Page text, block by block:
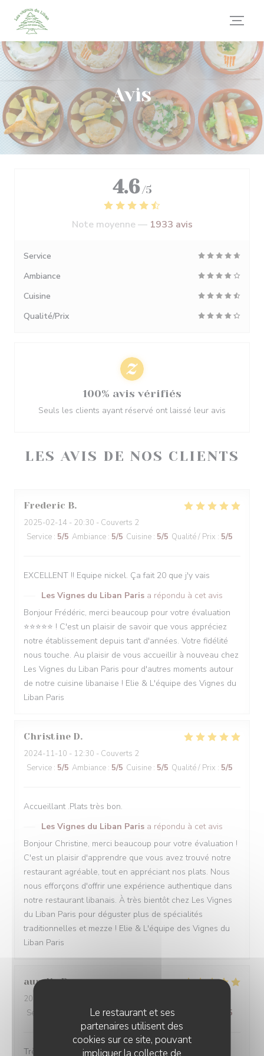
Personnalisation de vos choix en matière de cookies
Le restaurant et ses
partenaires utilisent des
cookies sur ce site, pouvant
impliquer la collecte de
Avis
LES AVIS DE NOS CLIENTS
Frederic B
2025-02-14 - 20:30 - Couverts 2
Service : 5/5 Ambiance : 5/5 Cuisine : 5/5 Qualité / Prix : 5/5
EXCELLENT !! Equipe nickel. Ça fait 20 que j'y vais
Les Vignes du Liban Paris a répondu à cet avis
Bonjour Frédéric, merci beaucoup pour votre évaluation
⭐️⭐️⭐️⭐️⭐️ ! C'est un plaisir de savoir que vous appréciez
notre établissement depuis tant d'années. Votre fidélité
nous touche. Au plaisir de vous accueillir à nouveau chez
Les Vignes du Liban Paris pour d'autres moments autour
de notre cuisine libanaise ! Elie & L'équipe des Vignes du
Liban Paris
Christine D
2024-11-10 - 12:30 - Couverts 2
Service : 5/5 Ambiance : 5/5 Cuisine : 5/5 Qualité / Prix : 5/5
Accueillant .Plats très bon.
Les Vignes du Liban Paris a répondu à cet avis
Bonjour Christine, merci beaucoup pour votre évaluation !
C'est un plaisir d'apprendre que vous avez trouvé notre
restaurant agréable, tout en appréciant nos plats. Nous
nous efforçons d'offrir une expérience authentique dans
notre restaurant libanais. À très bientôt chez Les Vignes
du Liban Paris pour déguster plus de spécialités
traditionnelles et mezze ! Elie & L'équipe des Vignes du
Liban Paris
aurelie P
2024-11-10
Service
Ambiance:5/5 Cuisine:5/5 Qualité / Prix /5
Très belle découverte, un accueil très sympathique. Les
4.6 /5
Note moyenne — 1933 avis
Service
Ambiance
Cuisine
Qualité/Prix
100% avis vérifiés
Seuls les clients ayant réservé ont laissé leur avis